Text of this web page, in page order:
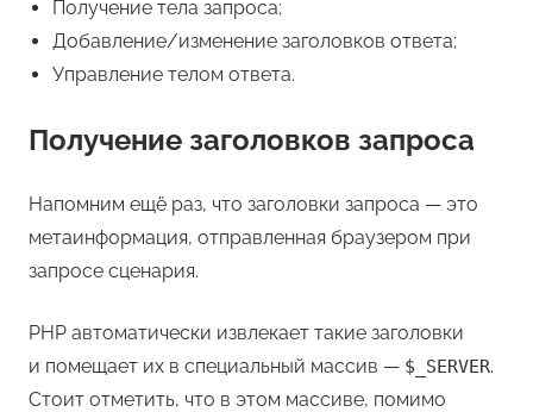
Получение тела запроса;
Добавление/изменение заголовков ответа;
Управление телом ответа.
Получение заголовков запроса
Напомним ещё раз, что заголовки запроса — это
метаинформация, отправленная браузером при
запросе сценария.
PHP автоматически извлекает такие заголовки
и помещает их в специальный массив — $_SERVER.
Стоит отметить, что в этом массиве, помимо